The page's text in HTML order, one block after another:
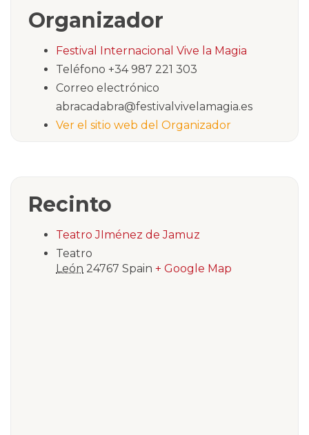
Organizador
Festival Internacional Vive la Magia
Teléfono +34 987 221 303
Correo electrónico
abracadabra@festivalvivelamagia.es
Ver el sitio web del Organizador
Recinto
Teatro JIménez de Jamuz
Teatro
León 24767 Spain + Google Map